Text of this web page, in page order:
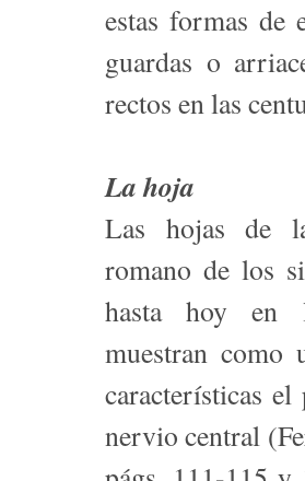
estas formas de
guardas o
rectos en las
La hoja
Las hojas de
romano de los
hasta hoy en
muestran como
características
nervio central